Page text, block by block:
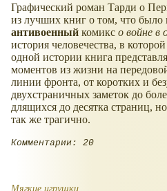
Графический роман Тарди о
из лучших книг о том, что было
антивоенный комикс о войне в
история человечества, в
одной истории книга
моментов из жизни на
линии фронта, от коротких и
двухстраничных заметок до
длящихся до десятка страниц,
так же трагично.
Комментарии: 20
Мягкие игрушки